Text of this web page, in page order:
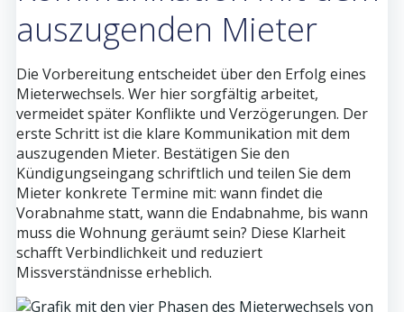
auszugenden Mieter
Die Vorbereitung entscheidet über den Erfolg eines
Mieterwechsels. Wer hier sorgfältig arbeitet,
vermeidet später Konflikte und Verzögerungen. Der
erste Schritt ist die klare Kommunikation mit dem
auszugenden Mieter. Bestätigen Sie den
Kündigungseingang schriftlich und teilen Sie dem
Mieter konkrete Termine mit: wann findet die
Vorabnahme statt, wann die Endabnahme, bis wann
muss die Wohnung geräumt sein? Diese Klarheit
schafft Verbindlichkeit und reduziert
Missverständnisse erheblich.